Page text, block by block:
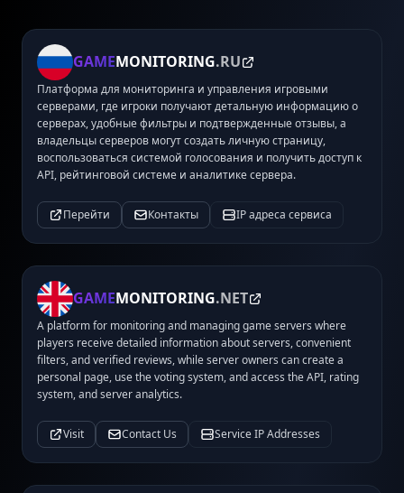
GAMEMONITORING.RU
Платформа для мониторинга и управления игровыми
серверами, где игроки получают детальную информацию о
серверах, удобные фильтры и подтвержденные отзывы, а
владельцы серверов могут создать личную страницу,
воспользоваться системой голосования и получить доступ к
API, рейтинговой системе и аналитике сервера.
Перейти Контакты IP адреса сервиса
GAMEMONITORING.NET
A platform for monitoring and managing game servers where
players receive detailed information about servers, convenient
filters, and verified reviews, while server owners can create a
personal page, use the voting system, and access the API, rating
system, and server analytics.
Visit Contact Us Service IP Addresses